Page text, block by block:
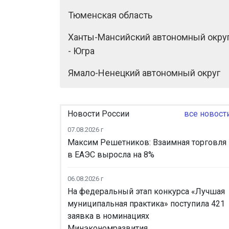
Тюменская область
Ханты-Мансийский автономный
- Югра
Ямало-Ненецкий автономный округ
Новости России все
07.08.2026 г
Максим Решетников: Взаимная торговля
в ЕАЭС выросла на 8%
06.08.2026 г
На федеральный этап конкурса «Лучшая
муниципальная практика» поступила 421
заявка в номинациях